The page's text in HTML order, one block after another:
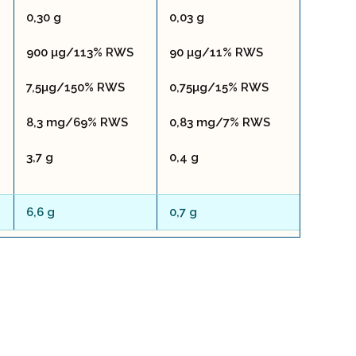
0,30 g 0,03 g
900 µg/113% RWS 90 µg/11% RWS
7,5µg/150% RWS 0,75µg/15% RWS
8,3 mg/69% RWS 0,83 mg/7% RWS
3,7 g 0,4 g
6,6 g 0,7 g